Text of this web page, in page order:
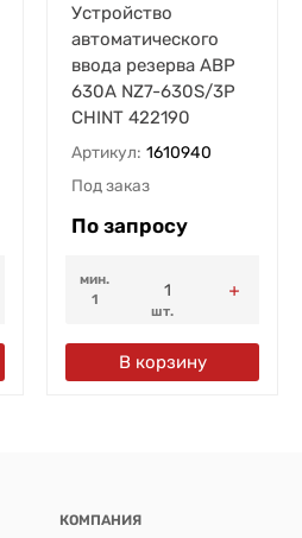
Устройство
автоматического
ввода резерва АВР
630А NZ7-630S/3P
CHINT 422190
Артикул: 1610940
Под заказ
По запросу
мин.
1
шт.
В корзину
КОМПАНИЯ